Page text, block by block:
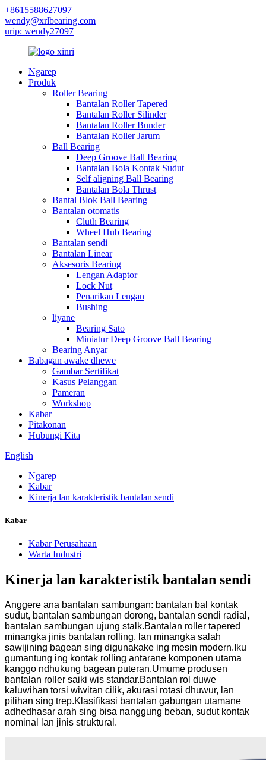
+8615588627097
wendy@xrlbearing.com
urip: wendy27097
Ngarep
Produk
Roller Bearing
Bantalan Roller Tapered
Bantalan Roller Silinder
Bantalan Roller Bunder
Bantalan Roller Jarum
Ball Bearing
Deep Groove Ball Bearing
Bantalan Bola Kontak Sudut
Self aligning Ball Bearing
Bantalan Bola Thrust
Bantal Blok Ball Bearing
Bantalan otomatis
Cluth Bearing
Wheel Hub Bearing
Bantalan sendi
Bantalan Linear
Aksesoris Bearing
Lengan Adaptor
Lock Nut
Penarikan Lengan
Bushing
liyane
Bearing Sato
Miniatur Deep Groove Ball Bearing
Bearing Anyar
Babagan awake dhewe
Gambar Sertifikat
Kasus Pelanggan
Pameran
Workshop
Kabar
Pitakonan
Hubungi Kita
English
Ngarep
Kabar
Kinerja lan karakteristik bantalan sendi
Kabar
Kabar Perusahaan
Warta Industri
Kinerja lan karakteristik bantalan sendi
Anggere ana bantalan sambungan: bantalan bal kontak
sudut, bantalan sambungan dorong, bantalan sendi radial,
bantalan sambungan ujung stalk.Bantalan roller tapered
minangka jinis bantalan rolling, lan minangka salah
sawijining bagean sing digunakake ing mesin modern.Iku
gumantung ing kontak rolling antarane komponen utama
kanggo ndhukung bagean puteran.Umume produsen
bantalan roller saiki wis standar.Bantalan rol duwe
kaluwihan torsi wiwitan cilik, akurasi rotasi dhuwur, lan
pilihan sing trep.Klasifikasi bantalan gabungan utamane
adhedhasar arah sing bisa nanggung beban, sudut kontak
nominal lan jinis struktural.